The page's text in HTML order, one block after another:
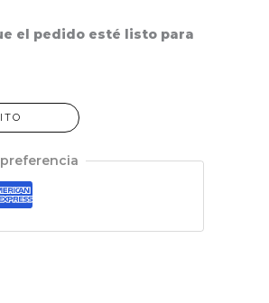
el pedido esté listo para